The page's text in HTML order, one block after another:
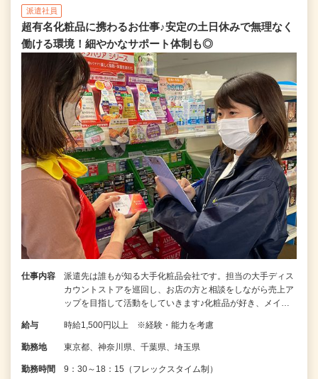
派遣社員
超有名化粧品に携わるお仕事♪安定の土日休みで無理なく
働ける環境！細やかなサポート体制も◎
仕事内容
派遣先は誰もが知る大手化粧品会社です。担当の大手ディス
カウントストアを巡回し、お店の方と相談をしながら売上ア
ップを目指して活動をしていきます♪化粧品が好き、メイ…
給与 時給1,500円以上 ※経験・能力を考慮
勤務地 東京都、神奈川県、千葉県、埼玉県
勤務時間 9：30～18：15（フレックスタイム制）